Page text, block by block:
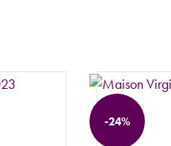
-24%